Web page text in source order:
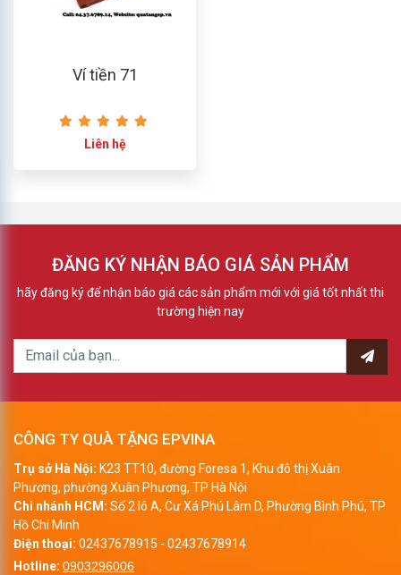
Ví tiền 71
Liên hệ
ĐĂNG KÝ NHẬN BÁO GIÁ SẢN PHẨM
hãy đăng ký để nhận báo giá các sản phẩm mới với giá tốt nhất thi
trường hiện nay
CÔNG TY QUÀ TẶNG EPVINA
Trụ sở Hà Nội: K23 TT10, đường Foresa 1, Khu đô thị Xuân
Phương, phường Xuân Phương, TP Hà Nội
Chi nhánh HCM: Số 2 lô A, Cư Xá Phú Lâm D, Phường Bình Phú, TP
Hồ Chí Minh
Điện thoại: 02437678915 - 02437678914
Hotline: 0903296006